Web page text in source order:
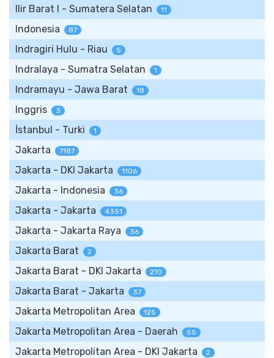
Ilir Barat I - Sumatera Selatan 11
Indonesia 87
Indragiri Hulu - Riau 5
Indralaya - Sumatra Selatan 1
Indramayu - Jawa Barat 18
Inggris 3
İstanbul - Turki 1
Jakarta 7187
Jakarta - DKI Jakarta 1106
Jakarta - Indonesia 36
Jakarta - Jakarta 4351
Jakarta - Jakarta Raya 36
Jakarta Barat 2
Jakarta Barat - DKI Jakarta 210
Jakarta Barat - Jakarta 37
Jakarta Metropolitan Area 125
Jakarta Metropolitan Area - Daerah 55
Jakarta Metropolitan Area - DKI Jakarta 2